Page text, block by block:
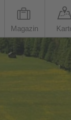
Magazin